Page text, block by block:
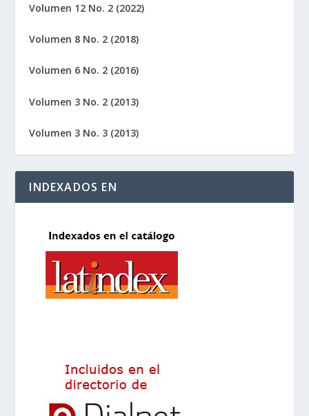
Volumen 12 No. 2 (2022)
Volumen 8 No. 2 (2018)
Volumen 6 No. 2 (2016)
Volumen 3 No. 2 (2013)
Volumen 3 No. 3 (2013)
INDEXADOS EN